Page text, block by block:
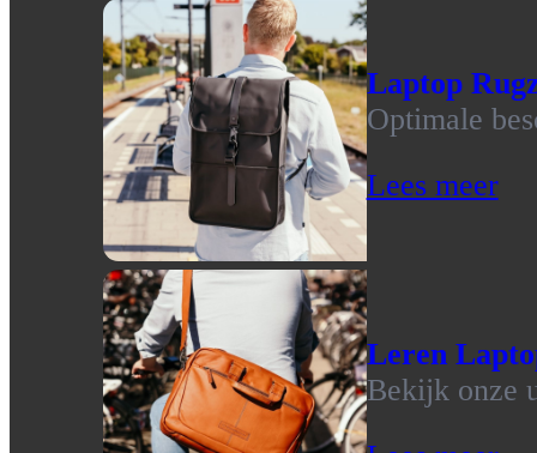
Laptop
Optimale
Lees meer
Leren
Bekijk onze